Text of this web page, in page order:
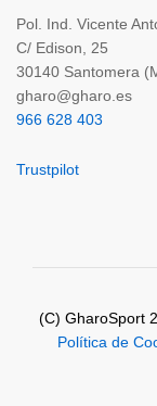
Pol. Ind. Vicente
C/ Edison, 25
30140 Santomera
gharo@gharo.es
966 628 403
Trustpilot
(C) GharoSport
Política de